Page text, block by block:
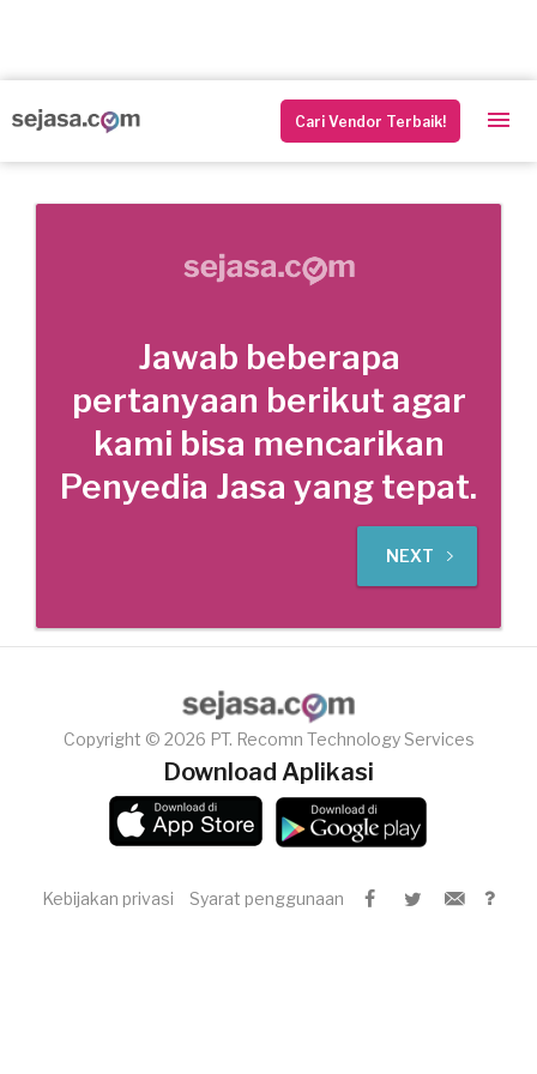
Cari Vendor Terbaik!
Jawab beberapa
pertanyaan berikut agar
kami bisa mencarikan
Penyedia Jasa yang tepat.
NEXT
Copyright © 2026 PT. Recomn Technology Services
Download Aplikasi
Kebijakan privasi Syarat penggunaan